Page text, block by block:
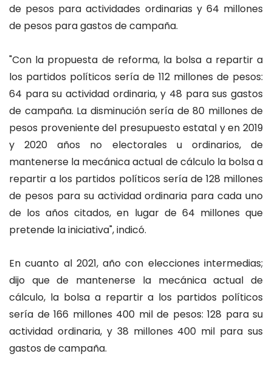
de pesos para actividades ordinarias y 64 millones
de pesos para gastos de campaña.
"Con la propuesta de reforma, la bolsa a repartir a
los partidos políticos sería de 112 millones de pesos:
64 para su actividad ordinaria, y 48 para sus gastos
de campaña. La disminución sería de 80 millones de
pesos proveniente del presupuesto estatal y en 2019
y 2020 años no electorales u ordinarios, de
mantenerse la mecánica actual de cálculo la bolsa a
repartir a los partidos políticos sería de 128 millones
de pesos para su actividad ordinaria para cada uno
de los años citados, en lugar de 64 millones que
pretende la iniciativa", indicó.
En cuanto al 2021, año con elecciones intermedias;
dijo que de mantenerse la mecánica actual de
cálculo, la bolsa a repartir a los partidos políticos
sería de 166 millones 400 mil de pesos: 128 para su
actividad ordinaria, y 38 millones 400 mil para sus
gastos de campaña.